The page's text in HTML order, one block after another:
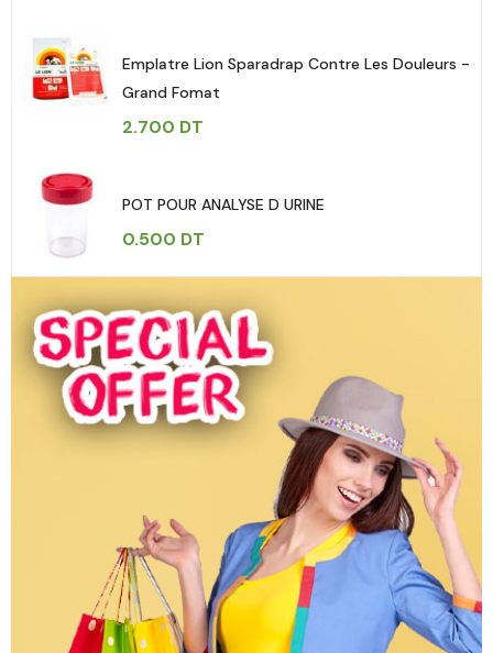
Emplatre Lion Sparadrap Contre Les Douleurs -
Grand Fomat
2.700 DT
POT POUR ANALYSE D URINE
0.500 DT